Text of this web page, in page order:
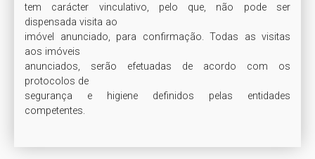
tem carácter vinculativo, pelo que, não pode ser
dispensada visita ao
imóvel anunciado, para confirmação. Todas as visitas
aos imóveis
anunciados, serão efetuadas de acordo com os
protocolos de
segurança e higiene definidos pelas entidades
competentes.